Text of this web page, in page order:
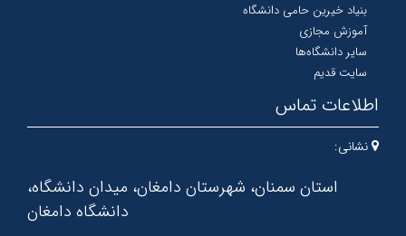
بنیاد خیرین حامی دانشگاه
آموزش مجازی
سایر دانشگاه‌ها
سایت قدیم
اطلاعات تماس
نشانی:
استان سمنان، شهرستان دامغان، میدان دانشگاه،
دانشگاه دامغان